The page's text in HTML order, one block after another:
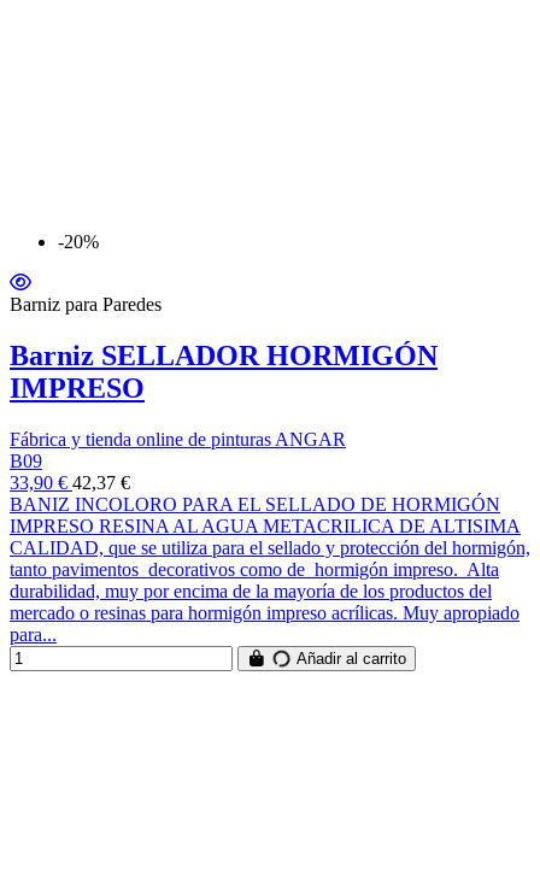
-20%
Barniz para Paredes
Barniz SELLADOR HORMIGÓN
IMPRESO
Fábrica y tienda online de pinturas ANGAR
B09
33,90 € 42,37 €
BANIZ INCOLORO PARA EL SELLADO DE HORMIGÓN
IMPRESO RESINA AL AGUA METACRILICA DE ALTISIMA
CALIDAD, que se utiliza para el sellado y protección del hormigón,
tanto pavimentos decorativos como de hormigón impreso. Alta
durabilidad, muy por encima de la mayoría de los productos del
mercado o resinas para hormigón impreso acrílicas. Muy apropiado
para...
Añadir al carrito